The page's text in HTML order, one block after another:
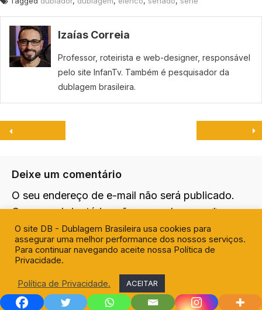
Izaías Correia
Professor, roteirista e web-designer, responsável
pelo site InfanTv. Também é pesquisador da
dublagem brasileira.
Deixe um comentário
O seu endereço de e-mail não será publicado.
Campos obrigatórios são marcados com*
Comentário*
O site DB - Dublagem Brasileira usa cookies para
assegurar uma melhor performance dos nossos serviços.
Para continuar navegando aceite nossa Política de
Privacidade.
Política de Privacidade. ACEITAR